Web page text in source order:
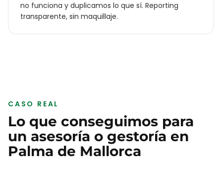
no funciona y duplicamos lo que sí. Reporting
transparente, sin maquillaje.
CASO REAL
Lo que conseguimos para
un asesoría o gestoría en
Palma de Mallorca